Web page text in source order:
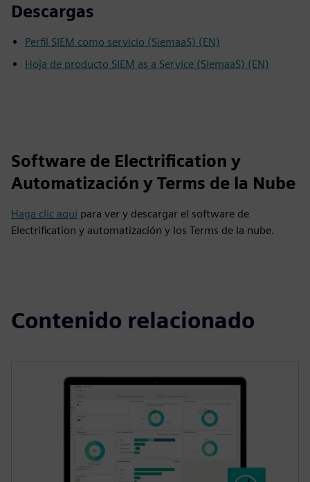
Descargas
Perfil SIEM como servicio (SiemaaS) (EN)
Hoja de producto SIEM as a Service (SiemaaS) (EN)
Software de Electrification y
Automatización y Terms de la Nube
Haga clic aquí para ver y descargar el software de
Electrification y automatización y los Terms de la nube.
Contenido relacionado